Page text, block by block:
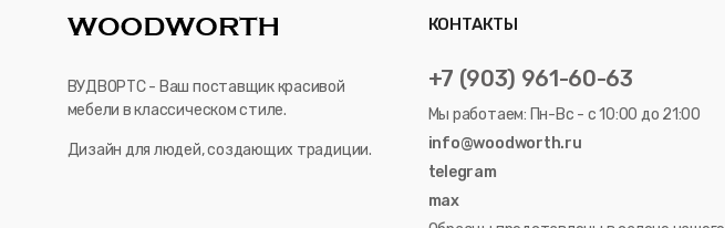
ВУДВОРТС - Ваш поставщик красивой
мебели в классическом стиле.
Дизайн для людей, создающих традиции.
КОНТАКТЫ
+7 (903) 961-60-63
Мы работаем: Пн-Вс - с 10:00 до 21:00
info@woodworth.ru
telegram
max